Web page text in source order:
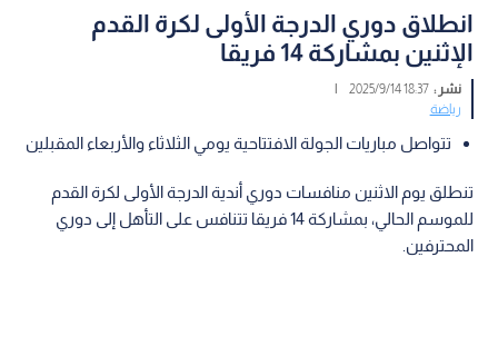
انطلاق دوري الدرجة الأولى لكرة القدم
الإثنين بمشاركة 14 فريقا
نشر :18:37 2025/9/14
|
رياضة
تتواصل مباريات الجولة الافتتاحية يومي الثلاثاء والأربعاء المقبلين
تنطلق يوم الاثنين منافسات دوري أندية الدرجة الأولى لكرة القدم
للموسم الحالي، بمشاركة 14 فريقا تتنافس على التأهل إلى دوري
المحترفين.